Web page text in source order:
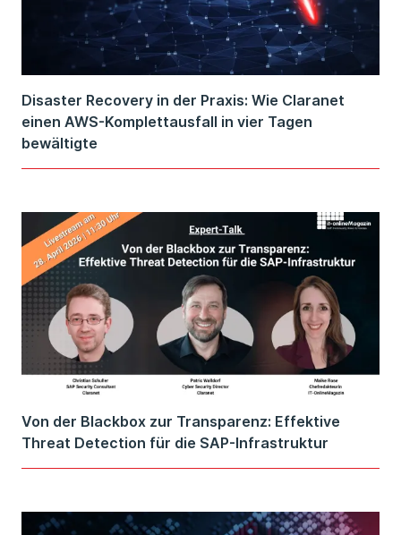
Disaster Recovery in der Praxis: Wie Claranet
einen AWS-Komplettausfall in vier Tagen
bewältigte
Von der Blackbox zur Transparenz: Effektive
Threat Detection für die SAP-Infrastruktur